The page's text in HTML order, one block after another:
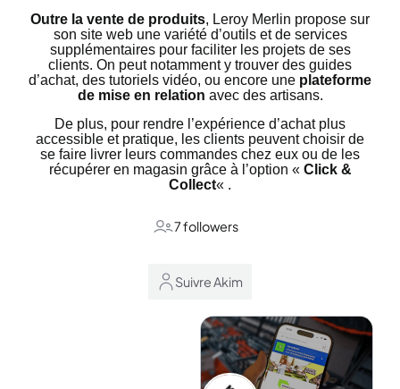
Outre la vente de produits, Leroy Merlin propose sur
son site web une variété d’outils et de services
supplémentaires pour faciliter les projets de ses
clients. On peut notamment y trouver des guides
d’achat, des tutoriels vidéo, ou encore une plateforme
de mise en relation avec des artisans.
De plus, pour rendre l’expérience d’achat plus
accessible et pratique, les clients peuvent choisir de
se faire livrer leurs commandes chez eux ou de les
récupérer en magasin grâce à l’option « Click &
Collect« .
7 followers
Suivre Akim